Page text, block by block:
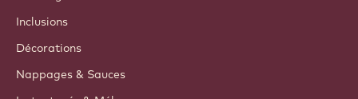
Inclusions
Décorations
Nappages & Sauces